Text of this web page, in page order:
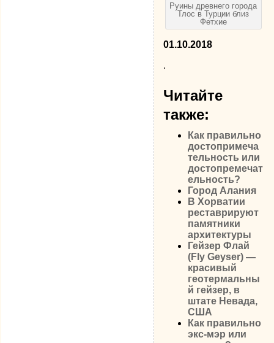
Руины древнего города
Тлос в Турции близ
Фетхие
01.10.2018
.
Читайте
также:
Как правильно
достопримеча
тельность или
достопремечат
ельность?
Город Алания
В Хорватии
реставрируют
памятники
архитектуры
Гейзер Флай
(Fly Geyser) —
красивый
геотермальны
й гейзер, в
штате Невада,
США
Как правильно
экс-мэр или